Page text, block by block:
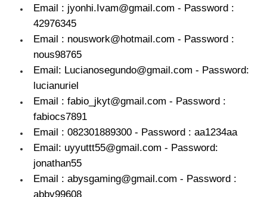
Email : jyonhi.Ivam@gmail.com - Password :
42976345
Email : nouswork@hotmail.com - Password :
nous98765
Email: Lucianosegundo@gmail.com - Password:
lucianuriel
Email : fabio_jkyt@gmail.com - Password :
fabiocs7891
Email : 082301889300 - Password : aa1234aa
Email: uyyuttt55@gmail.com - Password:
jonathan55
Email : abysgaming@gmail.com - Password :
abby99608